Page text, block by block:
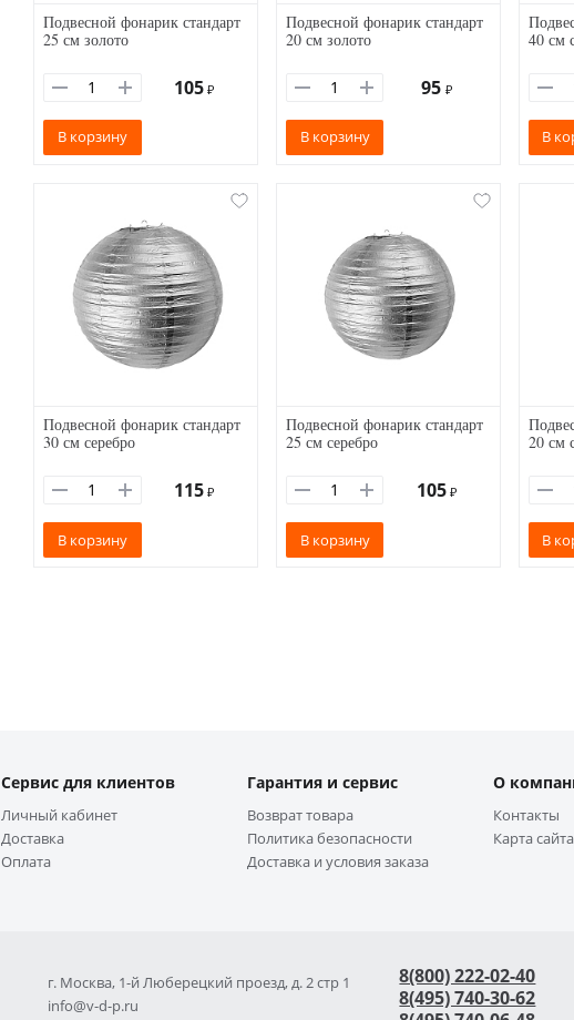
Подвесной фонарик стандарт
25 см золото
105 ₽
В корзину
Подвесной фонарик стандарт
20 см золото
95 ₽
В корзину
40 см
В
Подвесной фонарик стандарт
30 см серебро
115 ₽
В корзину
Подвесной фонарик стандарт
25 см серебро
105 ₽
В корзину
20 см
В
Сервис для клиентов
Личный кабинет
Доставка
Оплата
Гарантия и сервис
Возврат товара
Политика безопасности
Доставка и условия заказа
О
Контакты
Карта сайта
г. Москва, 1-й Люберецкий проезд, д. 2 стр 1
info@v-d-p.ru
8(800) 222-02-40
8(495) 740-30-62